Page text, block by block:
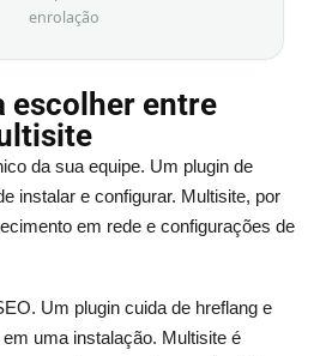
enrolação
escolher entre
da sua equipe. Um plugin de
instalar e configurar. Multisite, por
em rede e configurações de
Um plugin cuida de hreflang e
uma instalação. Multisite é